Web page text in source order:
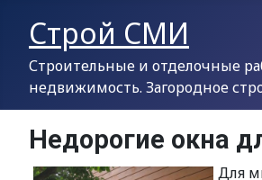
Строй СМИ
Строительные и отделочные
недвижимость. Загородное
Недорогие окна
Для